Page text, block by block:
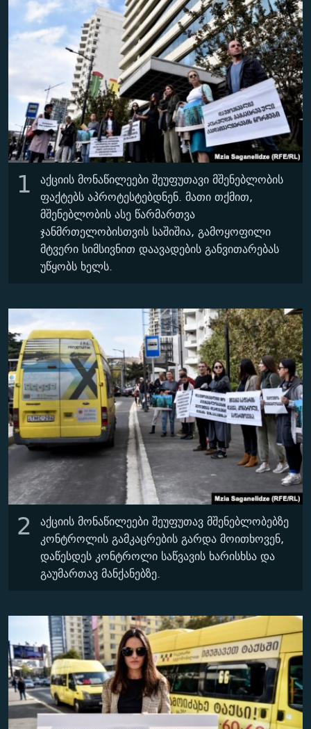
ᲛᲝᲚᲐᲞᲐᲠᲐᲙᲔ ᲢᲔᲥᲡᲢᲔᲑᲘ
ᲨᲘᲜ - ᲣᲪᲮᲝᲔᲗᲨᲘ
ᲚᲘᲢᲔᲠᲐᲢᲣᲠᲣᲚᲘ ᲬᲐᲮᲜᲐᲒᲔᲑᲘ
ᲐᲛᲔᲠᲘᲙᲣᲚᲘ ᲛᲝᲗᲮᲠᲝᲑᲐ
ᲘᲛᲞᲔᲠᲘᲐ ᲓᲐ ᲠᲐᲓᲘᲝ
ᲩᲔᲛᲘ ᲡᲘᲙᲕᲓᲘᲚᲘᲡ ᲛᲘᲖᲔᲖᲘᲐ COVID-19
11 ᲬᲔᲚᲘ - 11 ᲐᲛᲑᲐᲕᲘ
ᲡᲐᲞᲐᲠᲚᲐᲛᲔᲜᲢᲝ ᲐᲠᲩᲔᲕᲜᲔᲑᲘᲡ ᲘᲡᲢᲝᲠᲘᲐ
ᲑᲐᲕᲨᲕᲔᲑᲘ ᲞᲠᲝᲡᲢᲘᲢᲣᲪᲘᲐᲨᲘ - ᲐᲛᲝᲣᲗᲥᲛᲔᲚᲘ ᲐᲛᲑᲐᲕᲘ
5 ᲐᲛᲑᲐᲕᲘ - 20 ᲘᲕᲜᲘᲡᲡ ᲓᲐᲨᲐᲕᲔᲑᲣᲚᲔᲑᲘ
ᲐᲒᲕᲘᲡᲢᲝᲡ ᲝᲛᲘ
ПРИВЕТ ᲙᲣᲚᲢᲣᲠᲐ
ᲒᲐᲛᲝᲘᲬᲔᲠᲔ
რთე/რთ-ის ყველა საიტი
1 აქციის მონაწილეები შეუფუთავი მშენებლობის
ფაქტებს აპროტესტებდნენ. მათი თქმით,
მშენებლობის ასე წარმართვა
ჯანმრთელობისთვის საშიშია, გამოყოფილი
მტვერი სიმსივნით დაავადების განვითარებას
უწყობს ხელს.
2 აქციის მონაწილეები შეუფუთავ მშენებლობებზე
კონტროლის გამკაცრების გარდა მოითხოვენ,
დაწესდეს კონტროლი საწვავის ხარისხსა და
გაუმართავ მანქანებზე.